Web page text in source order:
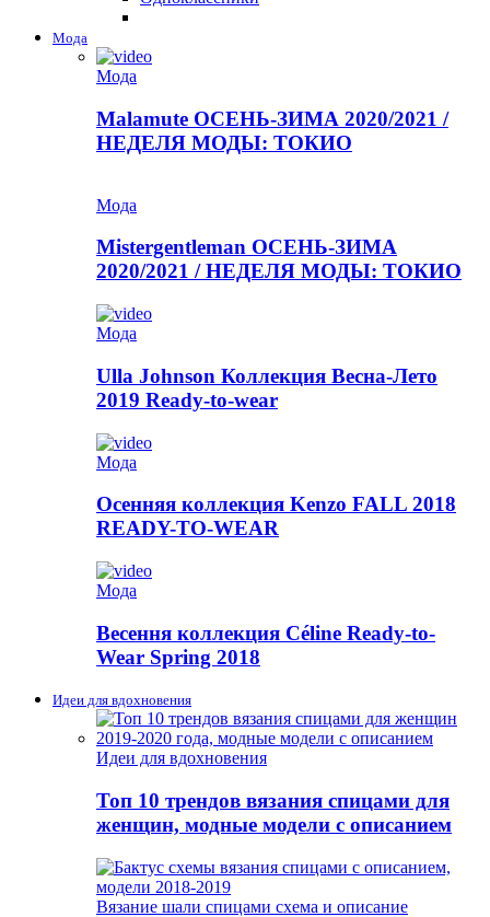
Мода
Мода
Malamute ОСЕНЬ-ЗИМА 2020/2021 /
НЕДЕЛЯ МОДЫ: ТОКИО
Мода
Mistergentleman ОСЕНЬ-ЗИМА
2020/2021 / НЕДЕЛЯ МОДЫ: ТОКИО
Мода
Ulla Johnson Коллекция Весна-Лето
2019 Ready-to-wear
Мода
Осенняя коллекция Kenzo FALL 2018
READY-TO-WEAR
Мода
Весення коллекция Céline Ready-to-
Wear Spring 2018
Идеи для вдохновения
Идеи для вдохновения
Топ 10 трендов вязания спицами для
женщин, модные модели с описанием
Вязание шали спицами схема и описание